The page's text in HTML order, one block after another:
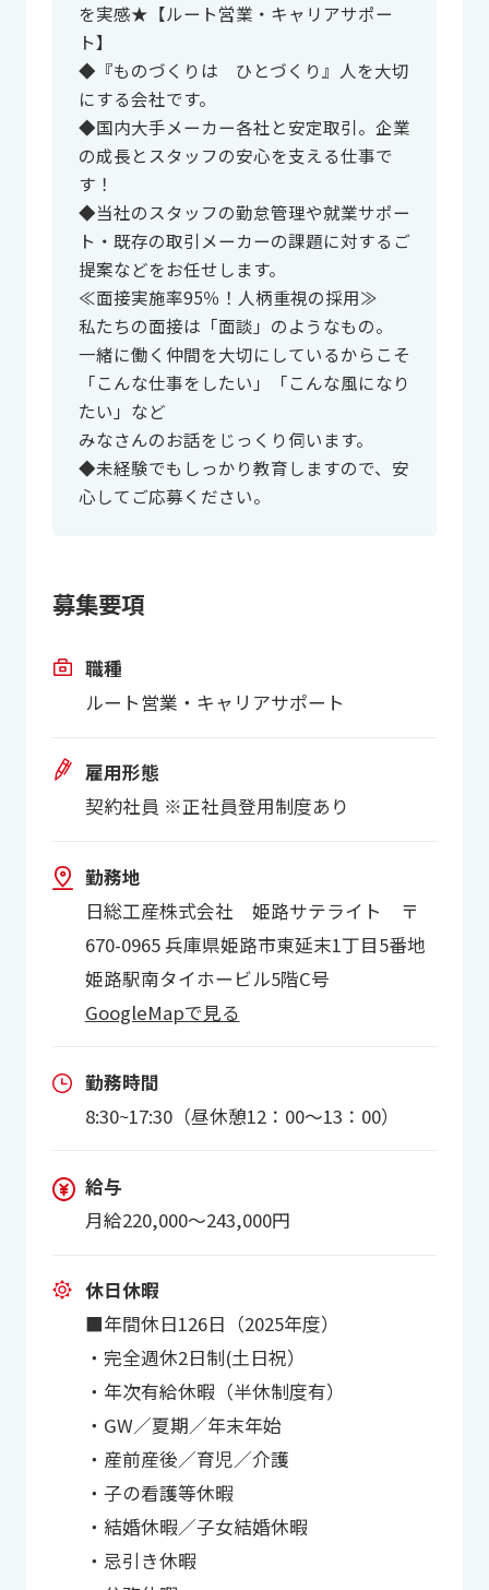
を実感★【ルート営業・キャリアサポー
ト】
◆『ものづくりは ひとづくり』人を大切
にする会社です。
◆国内大手メーカー各社と安定取引。企業
の成長とスタッフの安心を支える仕事で
す！
◆当社のスタッフの勤怠管理や就業サポー
ト・既存の取引メーカーの課題に対するご
提案などをお任せします。
≪面接実施率95％！人柄重視の採用≫
私たちの面接は「面談」のようなもの。
一緒に働く仲間を大切にしているからこそ
「こんな仕事をしたい」「こんな風になり
たい」など
みなさんのお話をじっくり伺います。
◆未経験でもしっかり教育しますので、安
心してご応募ください。
募集要項
職種
ルート営業・キャリアサポート
雇用形態
契約社員 ※正社員登用制度あり
勤務地
日総工産株式会社 姫路サテライト 〒
670-0965 兵庫県姫路市東延末1丁目5番地
姫路駅南タイホービル5階C号
GoogleMapで見る
勤務時間
8:30~17:30（昼休憩12：00～13：00）
給与
月給220,000～243,000円
休日休暇
■年間休⽇126⽇（2025年度）
・完全週休2⽇制(⼟⽇祝）
・年次有給休暇（半休制度有）
・GW／夏期／年末年始
・産前産後／育児／介護
・⼦の看護等休暇
・結婚休暇／⼦⼥結婚休暇
・忌引き休暇